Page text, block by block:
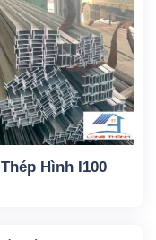
Thép Hình I100